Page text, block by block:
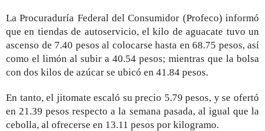
La Procuraduría Federal del Consumidor (Profeco) informó
que en tiendas de autoservicio, el kilo de aguacate tuvo un
ascenso de 7.40 pesos al colocarse hasta en 68.75 pesos, así
como el limón al subir a 40.54 pesos; mientras que la bolsa
con dos kilos de azúcar se ubicó en 41.84 pesos.
En tanto, el jitomate escaló su precio 5.79 pesos, y se ofertó
en 21.39 pesos respecto a la semana pasada, al igual que la
cebolla, al ofrecerse en 13.11 pesos por kilogramo.